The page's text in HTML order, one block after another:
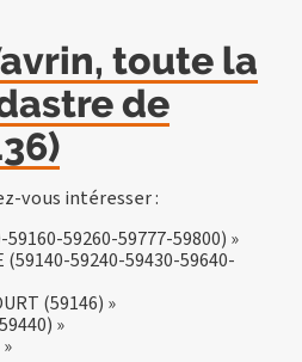
toute la
de
vous intéresser :
59260-59777-59800) »
(59140-59240-59430-59640-
(59146) »
»